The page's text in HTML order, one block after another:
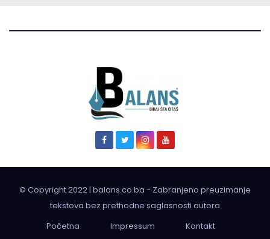
© Copyright 2022 | balans.co.ba - Zabranjeno preuzimanje
tekstova bez prethodne saglasnosti autora
Početna
Impressum Kontakt